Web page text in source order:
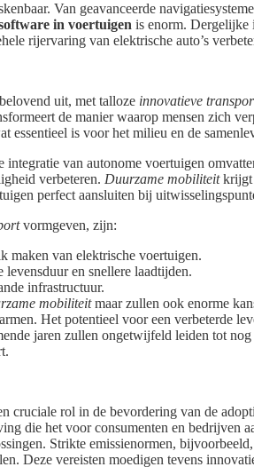
Van geavanceerde
in voertuigen is enorm. Dergelijke
rijervaring van elektrische auto’s
uit, met talloze innovatieve
de manier waarop mensen zich
essentieel is voor het milieu en de
van autonome voertuigen
verbeteren. Duurzame mobiliteitkrijgt
perfect aansluiten bij
vormgeven, zijn:
maken van elektrische voertuigen.
en snellere laadtijden.
infrastructuur.
mobiliteitmaar zullen ook enorme
Het potentieel voor een verbeterde
jaren zullen ongetwijfeld leiden tot nog
cruciale rol in de bevordering van de
die het voor consumenten en bedrijven
Strikte emissienormen,
Deze vereisten moedigen tevens